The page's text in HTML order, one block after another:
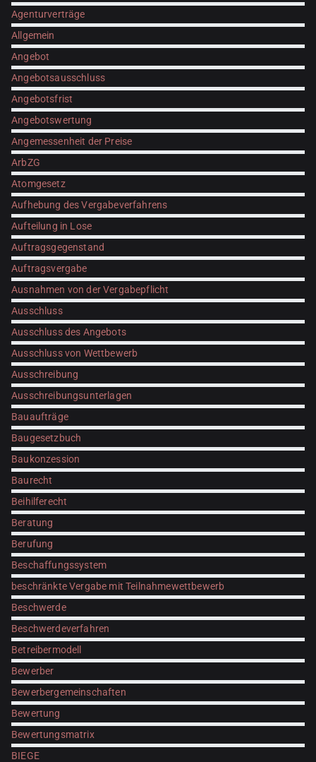
Agenturverträge
Allgemein
Angebot
Angebotsausschluss
Angebotsfrist
Angebotswertung
Angemessenheit der Preise
ArbZG
Atomgesetz
Aufhebung des Vergabeverfahrens
Aufteilung in Lose
Auftragsgegenstand
Auftragsvergabe
Ausnahmen von der Vergabepflicht
Ausschluss
Ausschluss des Angebots
Ausschluss von Wettbewerb
Ausschreibung
Ausschreibungsunterlagen
Bauaufträge
Baugesetzbuch
Baukonzession
Baurecht
Beihilferecht
Beratung
Berufung
Beschaffungssystem
beschränkte Vergabe mit Teilnahmewettbewerb
Beschwerde
Beschwerdeverfahren
Betreibermodell
Bewerber
Bewerbergemeinschaften
Bewertung
Bewertungsmatrix
BIEGE